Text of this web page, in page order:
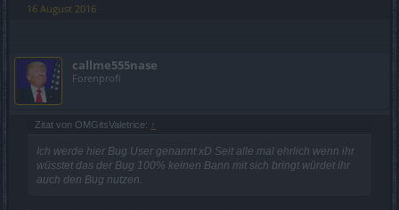
16 August 2016
callme555nase
Forenprofi
Zitat von OMGitsValetrice: ↑
Ich werde hier Bug User genannt xD Seit alle mal ehrlich wenn ihr
wüsstet das der Bug 100% keinen Bann mit sich bringt würdet ihr
auch den Bug nutzen.